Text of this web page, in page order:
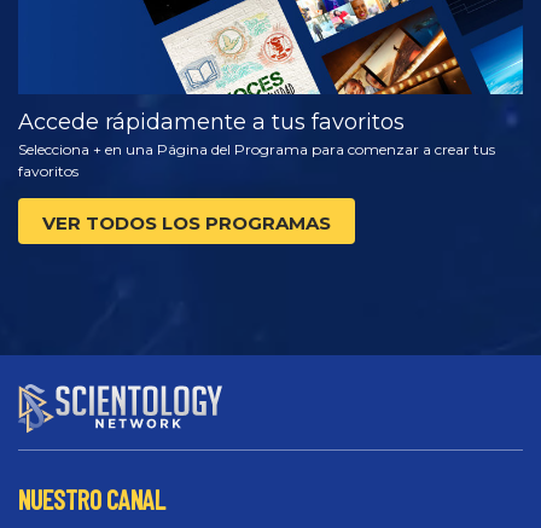
Accede rápidamente a tus favoritos
Selecciona + en una Página del Programa para comenzar a crear tus
favoritos
VER TODOS LOS PROGRAMAS
NUESTRO CANAL